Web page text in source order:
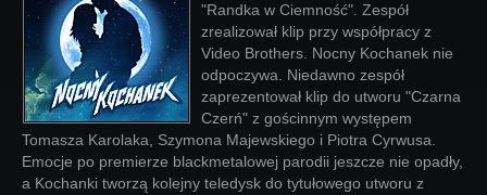
"Randka w Ciemność". Zespół
zrealizował klip przy współpracy z
Video Brothers. Nocny Kochanek nie
odpoczywa. Niedawno zespół
zaprezentował klip do utworu "Czarna
Czerń" z gościnnym występem
Tomasza Karolaka, Szymona Majewskiego i Piotra Cyrwusa.
Emocje po premierze blackmetalowej parodii jeszcze nie opadły,
a Kochanki tworzą kolejny teledysk do tytułowego utworu z